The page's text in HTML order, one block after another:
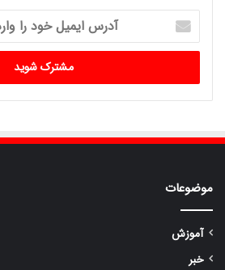
آدرس
ایمیل
خود
وارد
کنید
موضوعات
آموزش
خبر